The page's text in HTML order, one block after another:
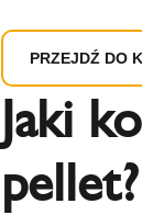
PRZEJDŹ DO
Jaki
pellet?